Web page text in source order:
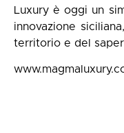
Luxury è oggi un
innovazione
territorio e del